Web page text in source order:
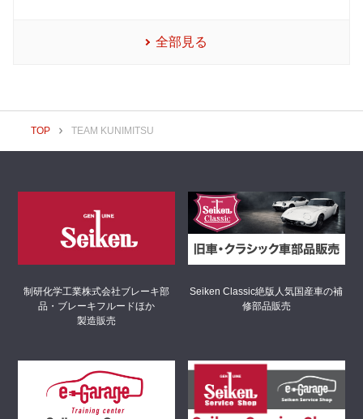
全部見る
TOP TEAM KUNIMITSU
制研化学工業株式会社ブレーキ部
品・ブレーキフルードほか
製造販売
Seiken Classic絶版人気国産車の補
修部品販売